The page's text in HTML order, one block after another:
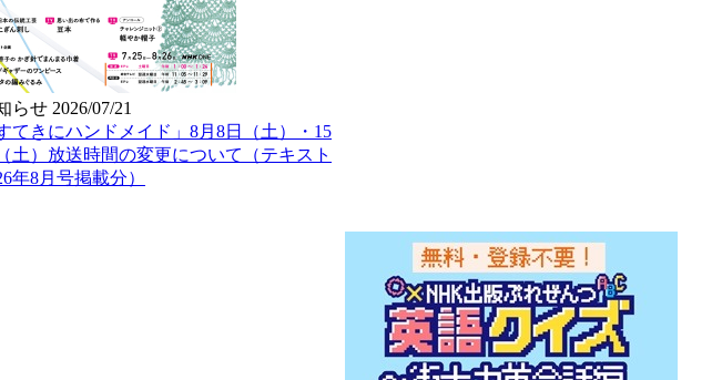
らせ 2026/07/21
すてきにハンドメイド」8月8日（土）・15
土）放送時間の変更について（テキスト
年8月号掲載分）